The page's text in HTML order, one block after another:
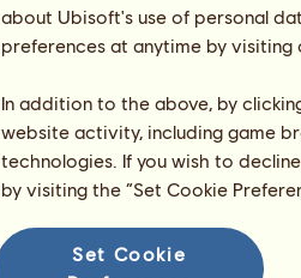
about Ubisoft's use of personal
preferences at anytime by
In addition to the above, by
website activity, including game
technologies. If you wish to
by visiting the “Set Cookie
Set Cookie